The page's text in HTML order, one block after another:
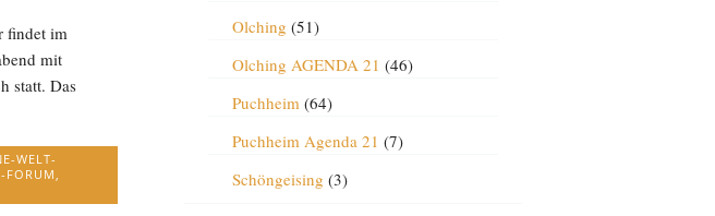
findet im
mit
statt. Das
WELT-
FORUM,
Olching (51)
Olching AGENDA 21 (46)
Puchheim(64)
Puchheim Agenda 21 (7)
Schöngeising (3)